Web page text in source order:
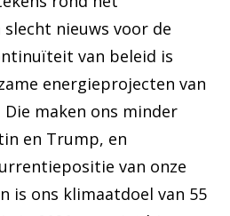
nieuws voor de
van beleid is
energieprojecten van
maken ons minder
en Trump, en
van onze
is ons klimaatdoel van 55